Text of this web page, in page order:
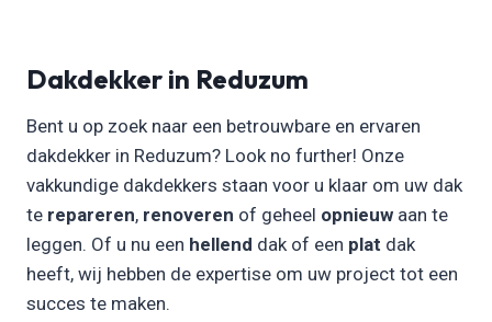
Dakdekker in Reduzum
Bent u op zoek naar een betrouwbare en ervaren
dakdekker in Reduzum? Look no further! Onze
vakkundige dakdekkers staan voor u klaar om uw dak
te repareren, renoveren of geheel opnieuw aan te
leggen. Of u nu een hellend dak of een plat dak
heeft, wij hebben de expertise om uw project tot een
succes te maken.